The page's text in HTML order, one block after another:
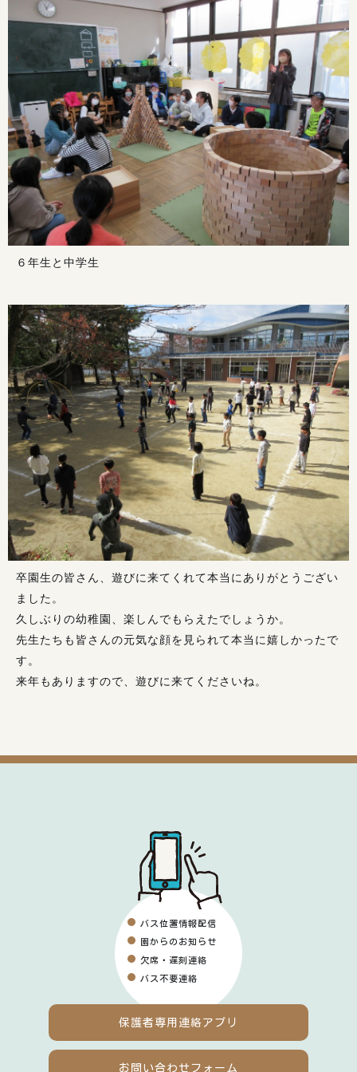
６年生と中学生
卒園生の皆さん、遊びに来てくれて本当にありがとうござい
ました。
久しぶりの幼稚園、楽しんでもらえたでしょうか。
先生たちも皆さんの元気な顔を見られて本当に嬉しかったで
す。
来年もありますので、遊びに来てくださいね。
お問い合わせフォーム
保護者専用 連絡アプリ
バス位置情報配信
園からのお知らせ
欠席・遅刻連絡
バス不要連絡